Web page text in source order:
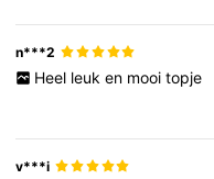
n***2
Heel leuk en mooi topje
v***i